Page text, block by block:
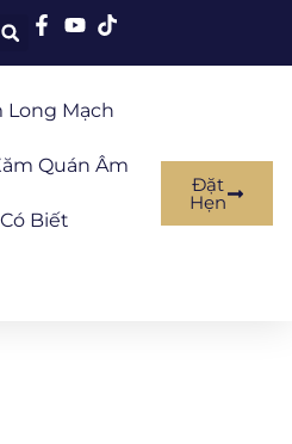
Long Mạch
Quán Âm
Biết
Đặt
Hẹn